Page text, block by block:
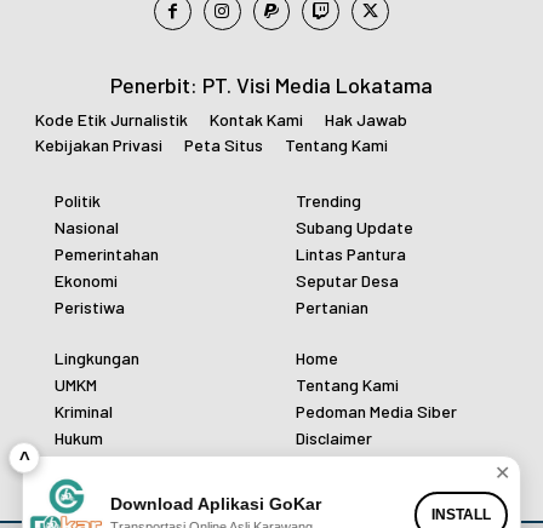
Penerbit: PT. Visi Media Lokatama
Kode Etik Jurnalistik Kontak Kami
Hak Jawab
Kebijakan Privasi
Peta Situs Tentang Kami
Politik
Nasional
Pemerintahan
Ekonomi
Peristiwa
Trending
Subang Update
Lintas Pantura
Seputar Desa
Pertanian
Lingkungan
UMKM
Kriminal
Hukum
Home
Tentang Kami
Pedoman Media Siber
Disclaimer
^
✕
Download Aplikasi GoKar
INSTALL